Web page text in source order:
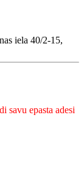
iela 40/2-15,
savu epasta adesi